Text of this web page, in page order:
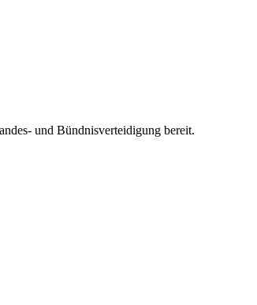
und Bündnisverteidigung bereit.